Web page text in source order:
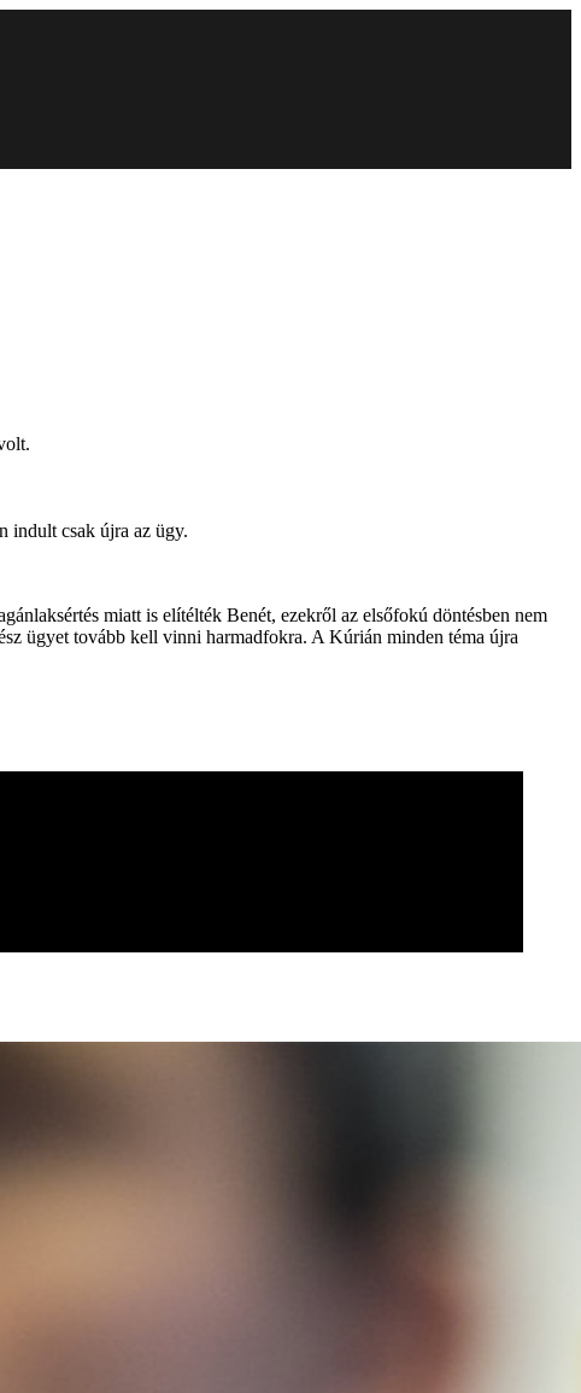
indult csak újra az ügy.
miatt is elítélték Benét, ezekről az elsőfokú döntésben nem
ügyet tovább kell vinni harmadfokra. A Kúrián minden téma újra